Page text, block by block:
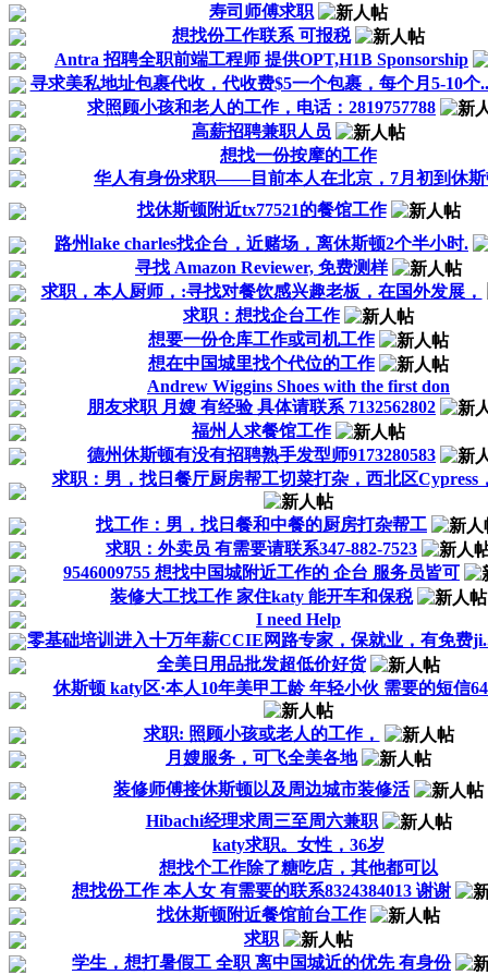
寿司师傅求职
想找份工作联系 可报税
Antra 招聘全职前端工程师 提供OPT,H1B Sponsorship
寻求美私地址包裹代收，代收费$5一个包裹，每个月5-10个
求照顾小孩和老人的工作，电话：2819757788
高薪招聘兼职人员
想找一份按摩的工作
华人有身份求职——目前本人在北京，7月初到休
找休斯顿附近tx77521的餐馆工作
路州lake charles找企台，近赌场，离休斯顿2个半小时.
寻找 Amazon Reviewer, 免费测样
求职，本人厨师，:寻找对餐饮感兴趣老板，在国外发展，
求职：想找企台工作
想要一份仓库工作或司机工作
想在中国城里找个代位的工作
Andrew Wiggins Shoes with the first don
朋友求职 月嫂 有经验 具体请联系 7132562802
福州人求餐馆工作
德州休斯顿有没有招聘熟手发型师9173280583
求职：男，找日餐厅厨房帮工切菜打杂，西北区Cypress
找工作：男，找日餐和中餐的厨房打杂帮工
求职：外卖员 有需要请联系347-882-7523
9546009755 想找中国城附近工作的 企台 服务员皆可
装修大工找工作 家住katy 能开车和保税
I need Help
零基础培训进入十万年薪CCIE网路专家，保就业，有免费
全美日用品批发超低价好货
休斯顿 katy区·本人10年美甲工龄 年轻小伙 需要的短信
求职: 照顾小孩或老人的工作，
月嫂服务，可飞全美各地
装修师傅接休斯顿以及周边城市装修活
Hibachi经理求周三至周六兼职
katy求职。女性，36岁
想找个工作除了糖吃店，其他都可以
想找份工作 本人女 有需要的联系8324384013 谢谢
找休斯顿附近餐馆前台工作
求职
学生，想打暑假工 全职 离中国城近的优先 有身份